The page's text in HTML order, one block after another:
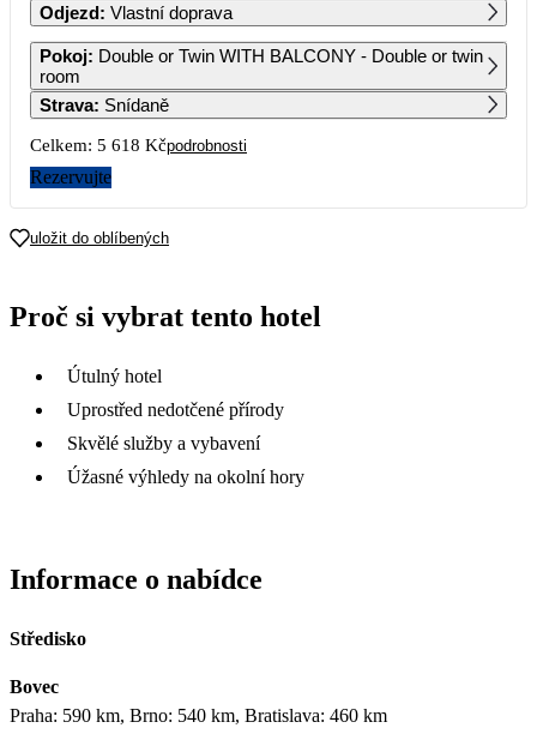
1 2 3 4
5
12
3 579
19 20
2 809 2 809
Odjezd: Vlastní doprava
Pokoj: Double or Twin WITH BALCONY - Double or twin
room
Strava: Snídaně
Celkem: 5 618 Kčpodrobnosti
Rezervujte
uložit do oblíbených
Proč si vybrat tento hotel
Útulný hotel
Uprostřed nedotčené přírody
Skvělé služby a vybavení
Úžasné výhledy na okolní hory
Informace o nabídce
Středisko
Bovec
Praha: 590 km, Brno: 540 km, Bratislava: 460 km